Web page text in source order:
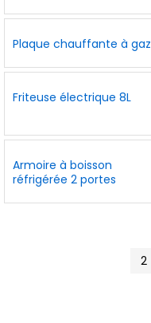
Plaque chauffante à gaz
Friteuse électrique 8L
Armoire à boisson
réfrigérée 2 portes
2